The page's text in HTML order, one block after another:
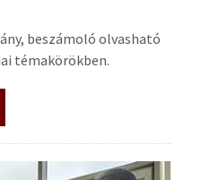
beszámoló olvasható
témakörökben.